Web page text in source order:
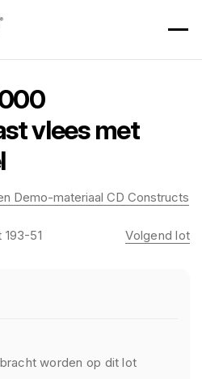
vlees met
Demo-materiaal CD Constructs
193-51 Volgend lot
worden op dit lot